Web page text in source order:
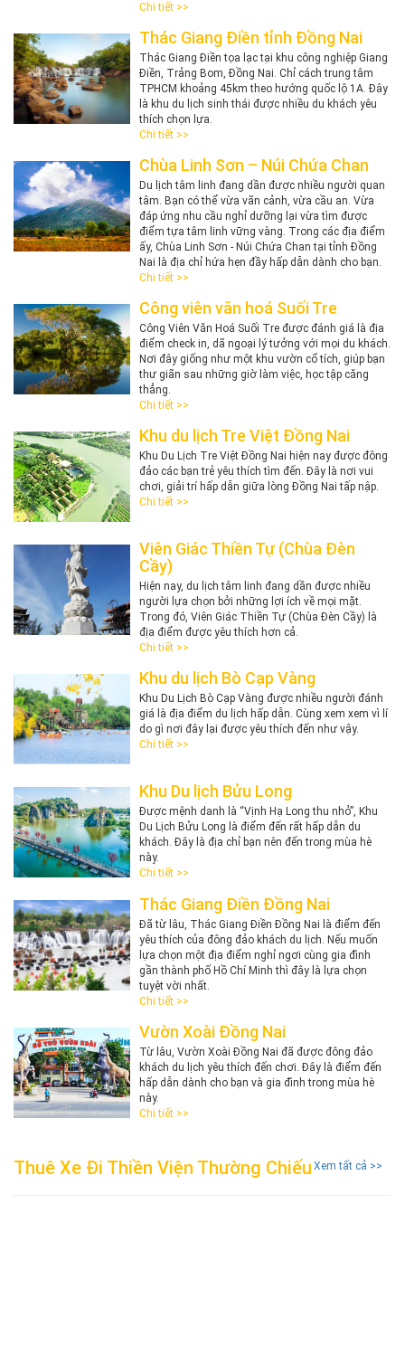
Chi tiết >>
Thác Giang Điền tỉnh Đồng Nai
​Thác Giang Điền tọa lạc tại khu công nghiệp Giang
Điền, Trảng Bom, Đồng Nai. Chỉ cách trung tâm
TPHCM khoảng 45km theo hướng quốc lộ 1A. Đây
là khu du lịch sinh thái được nhiều du khách yêu
thích chọn lựa.
Chi tiết >>
Chùa Linh Sơn – Núi Chứa Chan
Du lịch tâm linh đang dần được nhiều người quan
tâm. Bạn có thể vừa vãn cảnh, vừa cầu an. Vừa
đáp ứng nhu cầu nghỉ dưỡng lại vừa tìm được
điểm tựa tâm linh vững vàng. Trong các địa điểm
ấy, Chùa Linh Sơn - Núi Chứa Chan tại tỉnh Đồng
Nai là địa chỉ hứa hẹn đầy hấp dẫn dành cho bạn.
Chi tiết >>
Công viên văn hoá Suối Tre
Công Viên Văn Hoá Suối Tre được đánh giá là địa
điểm check in, dã ngoại lý tưởng với mọi du khách.
Nơi đây giống như một khu vườn cổ tích, giúp bạn
thư giãn sau những giờ làm việc, học tập căng
thẳng.
Chi tiết >>
Khu du lịch Tre Việt Đồng Nai
Khu Du Lịch Tre Việt Đồng Nai hiện nay được đông
đảo các bạn trẻ yêu thích tìm đến. Đây là nơi vui
chơi, giải trí hấp dẫn giữa lòng Đồng Nai tấp nập.
Chi tiết >>
Viên Giác Thiền Tự (Chùa Đèn
Cầy)
Hiện nay, du lịch tâm linh đang dần được nhiều
người lựa chọn bởi những lợi ích về mọi mặt.
Trong đó, Viên Giác Thiền Tự (Chùa Đèn Cầy) là
địa điểm được yêu thích hơn cả.
Chi tiết >>
Khu du lịch Bò Cạp Vàng
Khu Du Lịch Bò Cạp Vàng được nhiều người đánh
giá là địa điểm du lịch hấp dẫn. Cùng xem xem vì lí
do gì nơi đây lại được yêu thích đến như vậy.
Chi tiết >>
Khu Du lịch Bửu Long
Được mệnh danh là “Vịnh Hạ Long thu nhỏ”, Khu
Du Lịch Bửu Long là điểm đến rất hấp dẫn du
khách. Đây là địa chỉ bạn nên đến trong mùa hè
này.
Chi tiết >>
Thác Giang Điền Đồng Nai
Đã từ lâu, Thác Giang Điền Đồng Nai là điểm đến
yêu thích của đông đảo khách du lịch. Nếu muốn
lựa chọn một địa điểm nghỉ ngơi cùng gia đình
gần thành phố Hồ Chí Minh thì đây là lựa chọn
tuyệt vời nhất.
Chi tiết >>
Vườn Xoài Đồng Nai
Từ lâu, Vườn Xoài Đồng Nai đã được đông đảo
khách du lịch yêu thích đến chơi. Đây là điểm đến
hấp dẫn dành cho bạn và gia đình trong mùa hè
này.
Chi tiết >>
Thuê Xe Đi Thiền Viện Thường Chiếu Xem tất cả >>